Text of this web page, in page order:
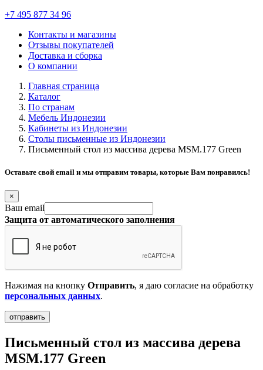
+7 495 877 34 96
Контакты и магазины
Отзывы покупателей
Доставка и сборка
О компании
Главная страница
Каталог
По странам
Мебель Индонезии
Кабинеты из Индонезии
Столы письменные из Индонезии
Письменный стол из массива дерева MSM.177 Green
Оставьте свой email и мы отправим товары, которые Вам понравилсь!
×
Ваш email
Защита от автоматического заполнения
Нажимая на кнопку Отправить, я даю согласие на обработку
персональных данных.
Письменный стол из массива дерева
MSM.177 Green